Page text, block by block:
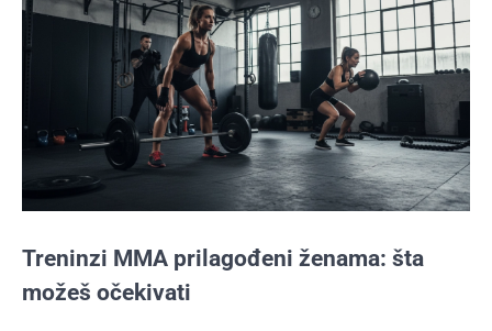
Treninzi MMA prilagođeni ženama: šta
možeš očekivati